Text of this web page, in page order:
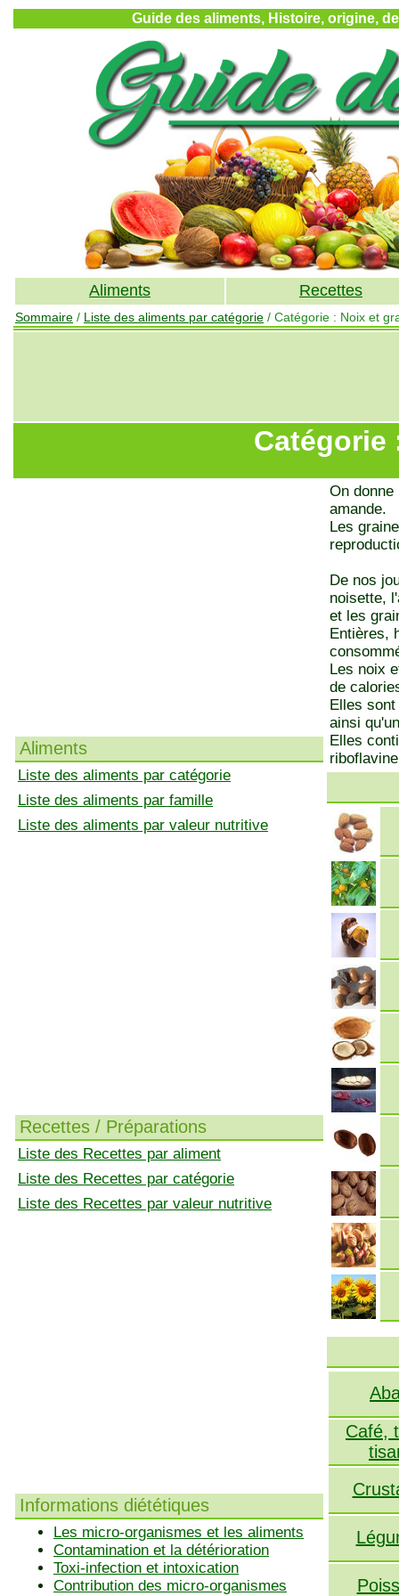
Guide des aliments, Histoire, origine,
Aliments Recettes
Sommaire / Liste des aliments par catégorie / Catégorie : Noix et
Catégorie
Aliments
Liste des aliments par catégorie
Liste des aliments par famille
Liste des aliments par valeur nutritive
Recettes / Préparations
Liste des Recettes par aliment
Liste des Recettes par catégorie
Liste des Recettes par valeur nutritive
Informations diététiques
Les micro-organismes et les aliments
Contamination et la détérioration
Toxi-infection et intoxication
Contribution des micro-organismes
On
amande.
Les
De nos
noisette,
et les
Entières,
Les noix
de
Elles
ainsi
Elles
Café,